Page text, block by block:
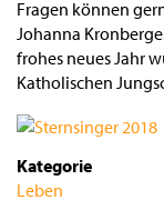
Fragen können
Johanna
frohes neues Jahr
Katholischen
Kategorie
Leben